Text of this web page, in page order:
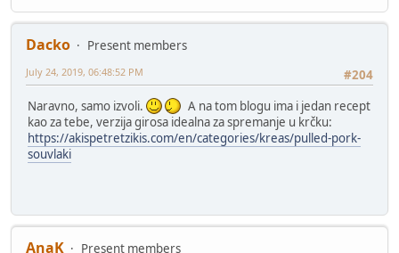
Dacko
Present members
#204
July 24, 2019, 06:48:52 PM
Naravno, samo izvoli.
A na tom blogu ima i jedan recept
kao za tebe, verzija girosa idealna za spremanje u krčku:
https://akispetretzikis.com/en/categories/kreas/pulled-pork-
souvlaki
AnaK Present members